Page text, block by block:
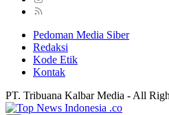
Pedoman Media Siber
Redaksi
Kode Etik
Kontak
PT. Tribuana Kalbar Media - All